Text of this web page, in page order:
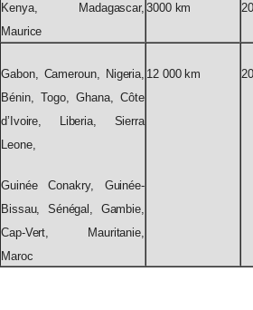
Kenya, Madagascar,
Maurice
3000 km
Gabon, Cameroun, Nigeria,
Bénin, Togo, Ghana, Côte
d’Ivoire, Liberia, Sierra
Leone,
Guinée Conakry, Guinée-
Bissau, Sénégal, Gambie,
Cap-Vert, Mauritanie,
Maroc
12 000 km